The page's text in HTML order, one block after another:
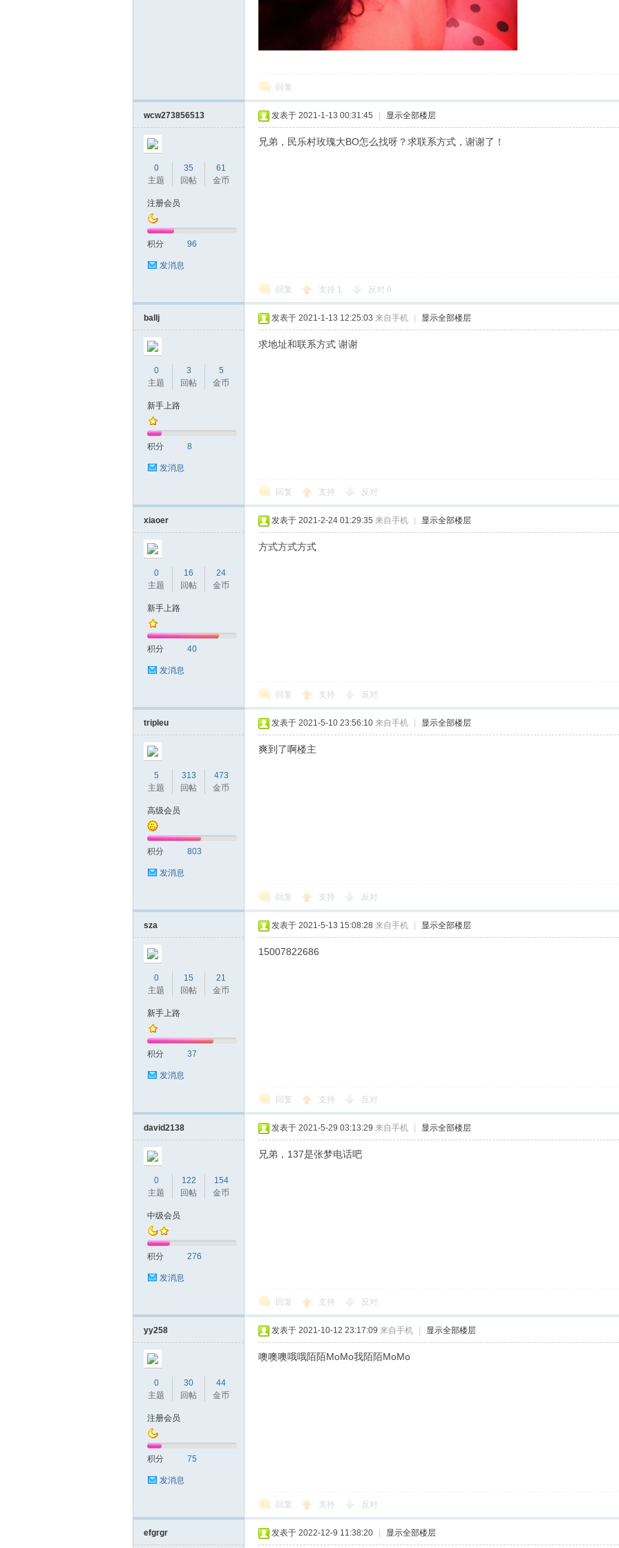
拿
回复
wcw273856513
0
主题
35
回帖
61
金币
注册会员
积分 96
发消息
发表于 2021-1-13 00:31:45 显示全部楼层
兄弟，民乐村玫瑰大BO怎么找呀？求联系方式，谢谢了！
回复 支持 1 反对 0
ballj
0
主题
3
回帖
5
金币
新手上路
积分 8
发消息
发表于 2021-1-13 12:25:03 来自手机 显示全部楼层
求地址和联系方式 谢谢
回复 支持 反对
xiaoer
0
主题
16
回帖
24
金币
新手上路
积分 40
发消息
发表于 2021-2-24 01:29:35 来自手机 显示全部楼层
方式方式方式
回复 支持 反对
tripleu
5
主题
313
回帖
473
金币
高级会员
积分 803
发消息
发表于 2021-5-10 23:56:10 来自手机 显示全部楼层
爽到了啊楼主
回复 支持 反对
sza
0
主题
15
回帖
21
金币
新手上路
积分 37
发消息
发表于 2021-5-13 15:08:28 来自手机 显示全部楼层
15007822686
回复 支持 反对
david2138
0
主题
122
回帖
154
金币
中级会员
积分 276
发消息
发表于 2021-5-29 03:13:29 来自手机 显示全部楼层
兄弟，137是张梦电话吧
回复 支持 反对
yy258
0
主题
30
回帖
44
金币
注册会员
积分 75
发消息
发表于 2021-10-12 23:17:09 来自手机 显示全部楼层
噢噢噢哦哦陌陌MoMo我陌陌MoMo
回复 支持 反对
efgrgr 发表于 2022-12-9 11:38:20 显示全部楼层